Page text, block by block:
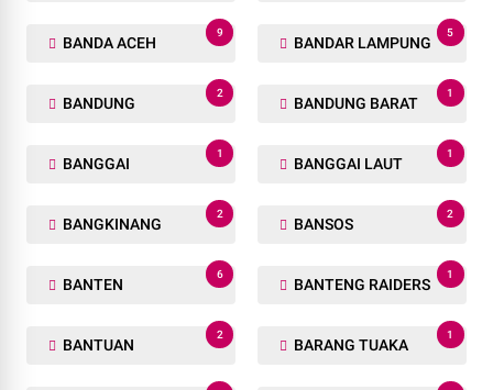
BANDA ACEH
9
BANDAR LAMPUNG
5
BANDUNG
2
BANDUNG BARAT
1
BANGGAI
1
BANGGAI LAUT
1
BANGKINANG
2
BANSOS
2
BANTEN
6
BANTENG RAIDERS
1
BANTUAN
2
BARANG TUAKA
1